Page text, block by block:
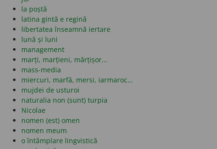
la poștă
latina gintă e regină
libertatea înseamnă iertare
lună și luni
management
marți, marțieni, mărțișor...
mass-media
miercuri, marfă, mersi, iarmaroc…
mujdei de usturoi
naturalia non (sunt) turpia
Nicolae
nomen (est) omen
nomen meum
o întâmplare lingvistică